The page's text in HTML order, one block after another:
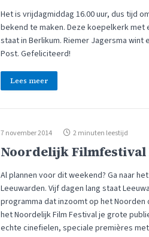
Het is vrijdagmiddag 16.00 uur, dus tijd
bekend te maken. Deze koepelkerk met
staat in Berlikum. Riemer Jagersma wint
Post. Gefeliciteerd!
Lees meer
7 november 2014 2 minuten leestijd
Noordelijk Filmfestival
Al plannen voor dit weekend? Ga naar
Leeuwarden. Vijf dagen lang staat
programma dat inzoomt op het
het Noordelijk Film Festival je grote
echte cinefielen, speciale premières